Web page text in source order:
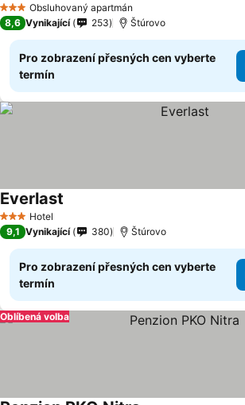
3 Počet hvězdiček
Obsluhovaný apartmán
8,6 Vynikající 253 Štúrovo
Pro zobrazení přesných cen vyberte
termín
3 Počet hvězdiček
Hotel
Everlast
9,1 Vynikající 380 Štúrovo
Pro zobrazení přesných cen vyberte
termín
Oblíbená volba